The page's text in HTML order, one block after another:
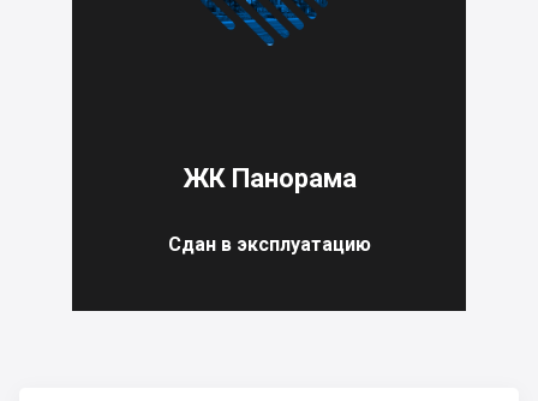
ЖК Панорама
Сдан в эксплуатацию